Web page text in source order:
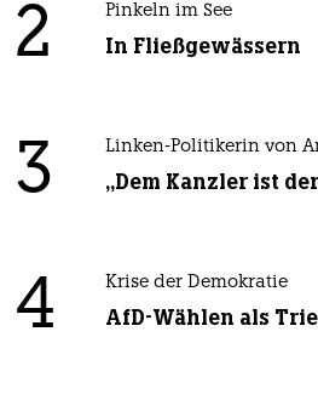
2 Pinkeln im See
In Fließgewässern
3 Linken-Politikerin von
„Dem Kanzler ist
4 Krise der Demokratie
AfD-Wählen als